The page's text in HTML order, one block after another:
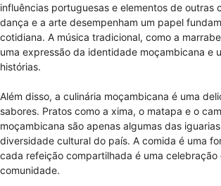
influências portuguesas e elementos de outras
dança e a arte desempenham um papel
cotidiana. A música tradicional, como a
uma expressão da identidade moçambicana e
histórias.
Além disso, a culinária moçambicana é uma
sabores. Pratos como a xima, o matapa e o
moçambicana são apenas algumas das
diversidade cultural do país. A comida é uma
cada refeição compartilhada é uma celebração
comunidade.